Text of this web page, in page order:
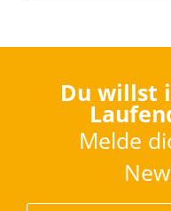
Du willst
Melde